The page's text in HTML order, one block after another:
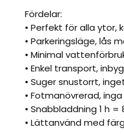
Fördelar:
• Perfekt för alla
• Parkeringsläge, lås
• Minimal
• Enkel transport,
• Suger snustorrt,
• Fotmanövrerad,
• Snabbladdning 1 h =
• Lättanvänd med